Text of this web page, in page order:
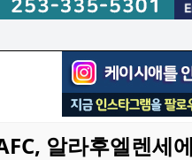
알라후엘렌세